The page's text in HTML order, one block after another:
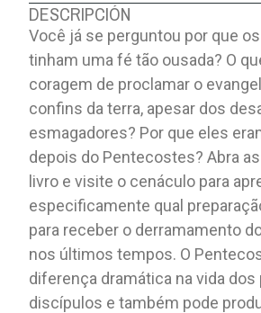
DESCRIPCIÓN
Você já se perguntou por que
tinham uma fé tão ousada? O
coragem de proclamar o
confins da terra, apesar dos
esmagadores? Por que eles
depois do Pentecostes? Abra
livro e visite o cenáculo para
especificamente qual
para receber o derramamento
nos últimos tempos. O
diferença dramática na vida
discípulos e também pode